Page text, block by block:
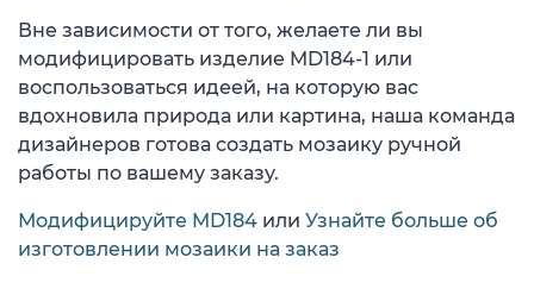
Вне зависимости от того, желаете ли вы
модифицировать изделие MD184-1 или
воспользоваться идеей, на которую вас
вдохновила природа или картина, наша команда
дизайнеров готова создать мозаику ручной
работы по вашему заказу.
Модифицируйте MD184 или Узнайте больше об
изготовлении мозаики на заказ